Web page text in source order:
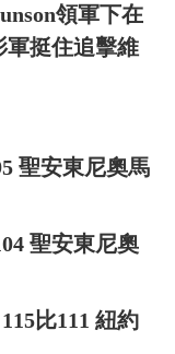
領軍下在
軍挺住追擊維
聖安東尼奧馬
聖安東尼奧
115比111 紐約